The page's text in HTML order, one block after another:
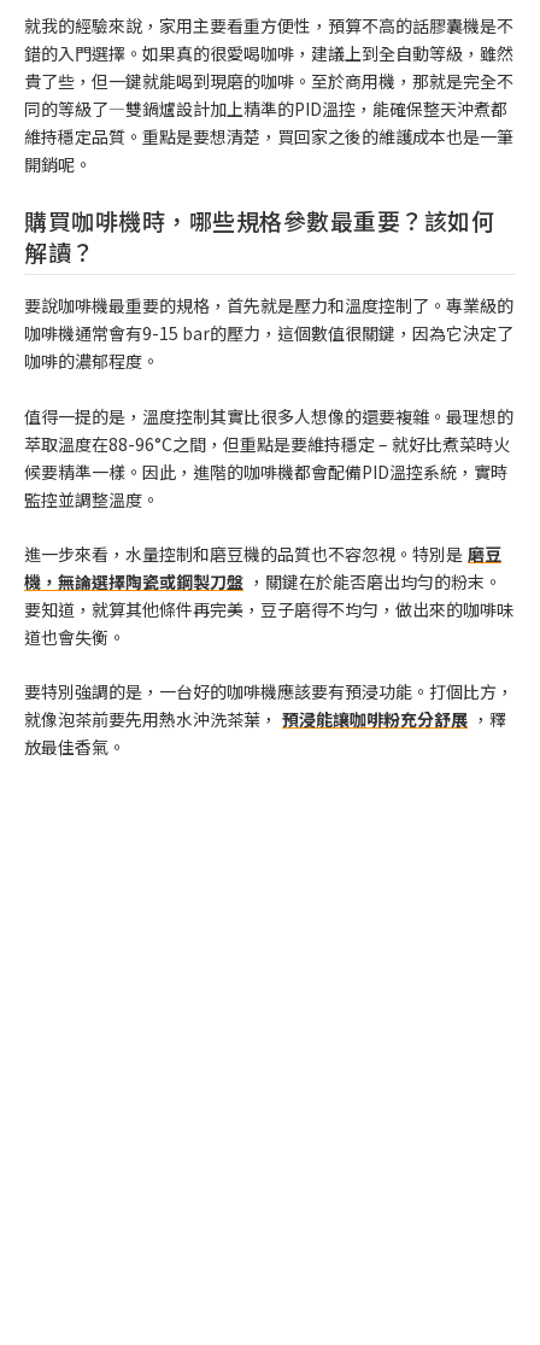
就我的經驗來說，家用主要看重方便性，預算不高的話膠囊機是不
錯的入門選擇。如果真的很愛喝咖啡，建議上到全自動等級，雖然
貴了些，但一鍵就能喝到現磨的咖啡。至於商用機，那就是完全不
同的等級了—雙鍋爐設計加上精準的PID溫控，能確保整天沖煮都
維持穩定品質。重點是要想清楚，買回家之後的維護成本也是一筆
開銷呢。
購買咖啡機時，哪些規格參數最重要？該如何
解讀？
要說咖啡機最重要的規格，首先就是壓力和溫度控制了。專業級的
咖啡機通常會有9-15 bar的壓力，這個數值很關鍵，因為它決定了
咖啡的濃郁程度。
值得一提的是，溫度控制其實比很多人想像的還要複雜。最理想的
萃取溫度在88-96°C之間，但重點是要維持穩定 – 就好比煮菜時火
候要精準一樣。因此，進階的咖啡機都會配備PID溫控系統，實時
監控並調整溫度。
進一步來看，水量控制和磨豆機的品質也不容忽視。特別是 磨豆
機，無論選擇陶瓷或鋼製刀盤 ，關鍵在於能否磨出均勻的粉末。
要知道，就算其他條件再完美，豆子磨得不均勻，做出來的咖啡味
道也會失衡。
要特別強調的是，一台好的咖啡機應該要有預浸功能。打個比方，
就像泡茶前要先用熱水沖洗茶葉， 預浸能讓咖啡粉充分舒展 ，釋
放最佳香氣。